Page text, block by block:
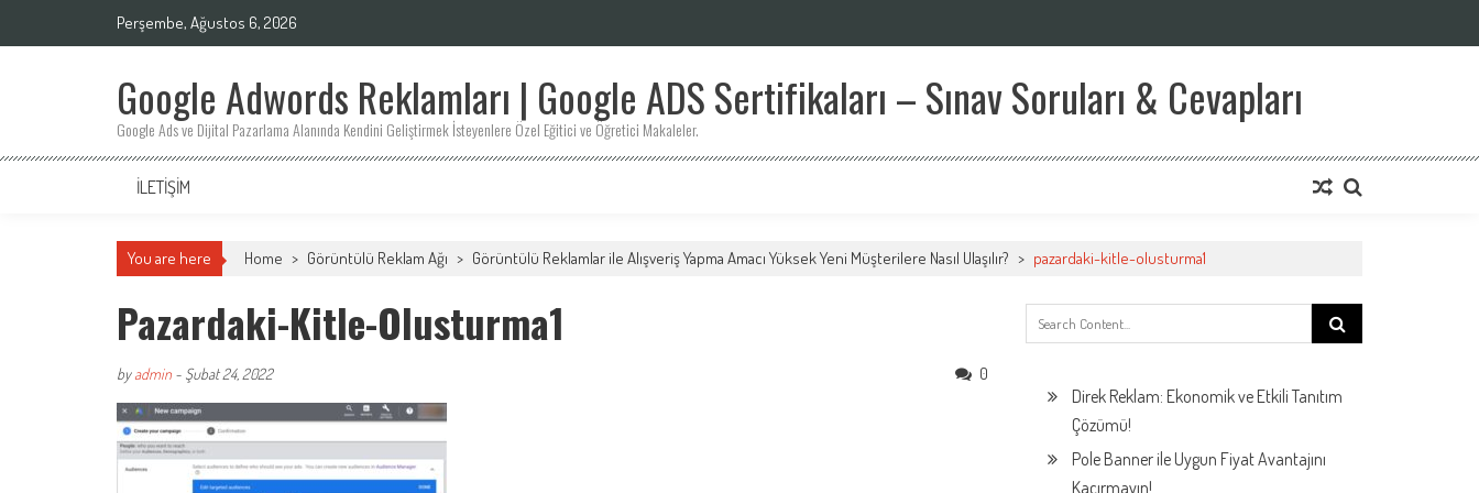
Perşembe, Ağustos 6, 2026
Google Adwords Reklamları | Google ADS Sertifikaları – Sınav Soruları & Cevapları
Google Ads ve Dijital Pazarlama Alanında Kendini Geliştirmek İsteyenlere Özel Eğitici ve Öğretici Makaleler.
İLETIŞIM
You are here Home > Görüntülü Reklam Ağı > Görüntülü Reklamlar ile Alışveriş Yapma Amacı Yüksek Yeni Müşterilere Nasıl Ulaşılır? > pazardaki-kitle-olusturma1
Pazardaki-Kitle-Olusturma1
byadmin - Şubat 24, 2022 0
Search
for:
Direk Reklam: Ekonomik ve Etkili Tanıtım
Çözümü!
Pole Banner ile Uygun Fiyat Avantajını
Kaçırmayın!